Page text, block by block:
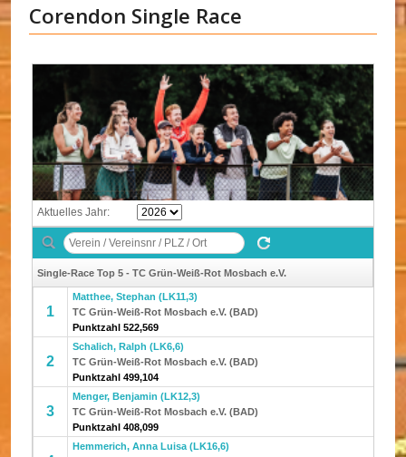
Corendon Single Race